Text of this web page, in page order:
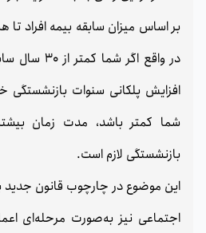
بر اساس میزان سابقه بیمه افراد
در واقع اگر
افزایش پلکانی سنوات
شما کمتر باشد، مدت زمان
بازنشستگی لازم است.
اجتماعی نیز به‌صورت مرحله‌ای